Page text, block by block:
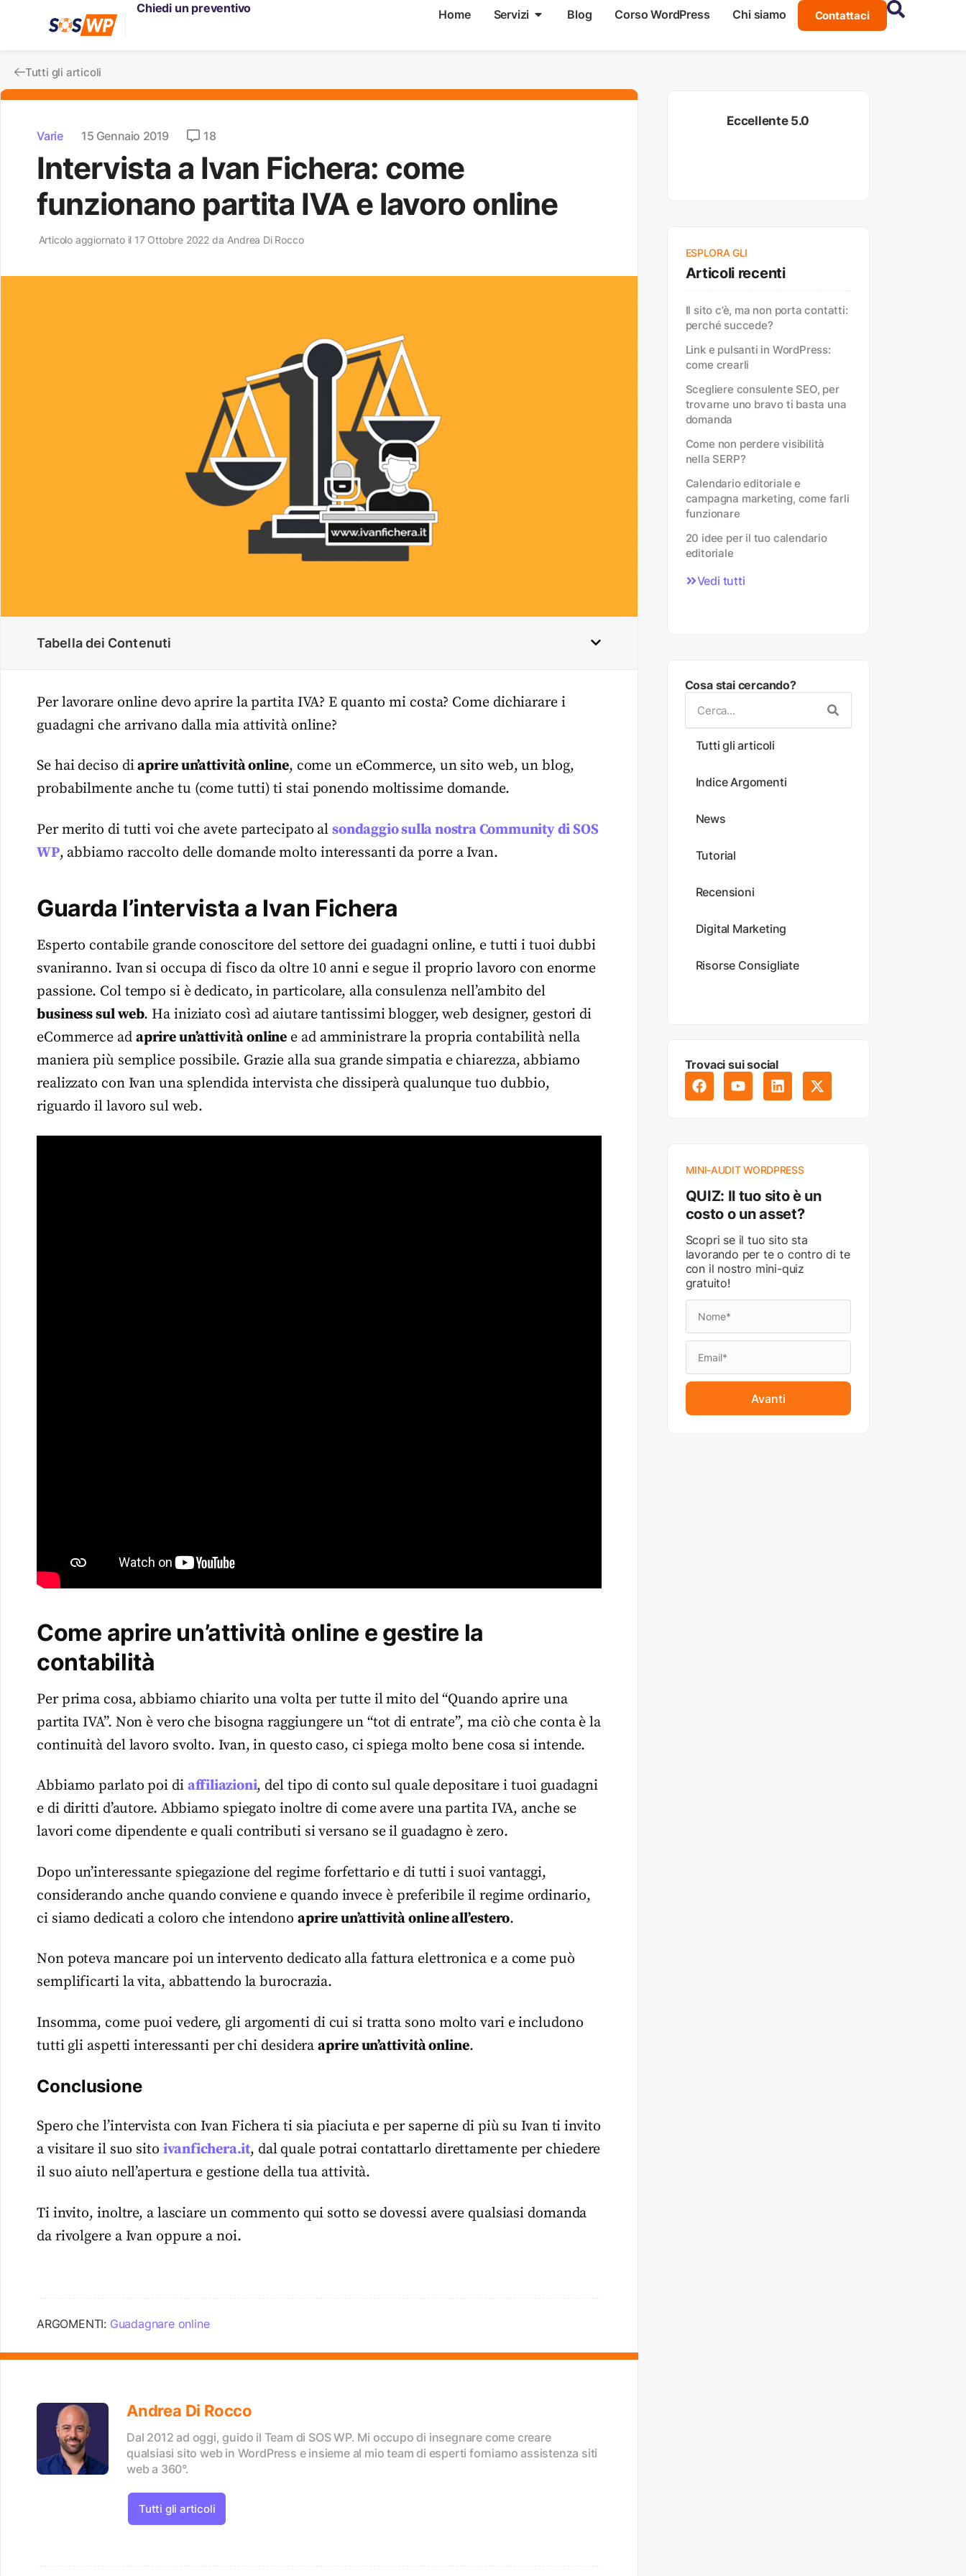
Home Servizi Blog Corso WordPress Chi siamo Contattaci
Chiedi un preventivo
Tutti gli articoli
Varie 15 Gennaio 2019 18
Intervista a Ivan Fichera: come
funzionano partita IVA e lavoro online
Articolo aggiornato il 17 Ottobre 2022 da Andrea Di Rocco
Tabella dei Contenuti
Per lavorare online devo aprire la partita IVA? E quanto mi costa? Come dichiarare i
guadagni che arrivano dalla mia attività online?
Se hai deciso diaprire un’attività online, come un eCommerce, un sito web, un blog,
probabilmente anche tu (come tutti) ti stai ponendo moltissime domande.
Per merito di tutti voi che avete partecipato alsondaggio sulla nostra Community di SOS
WP, abbiamo raccolto delle domande molto interessanti da porre a Ivan.
Guarda l’intervista a Ivan Fichera
Esperto contabile grande conoscitore del settore dei guadagni online, e tutti i tuoi dubbi
svaniranno. Ivan si occupa di fisco da oltre 10 anni e segue il proprio lavoro con enorme
passione. Col tempo si è dedicato, in particolare, alla consulenza nell’ambito del
business sul web. Ha iniziato così ad aiutare tantissimi blogger, web designer, gestori di
eCommerce ad aprire un’attività online e ad amministrare la propria contabilità nella
maniera più semplice possibile. Grazie alla sua grande simpatia e chiarezza, abbiamo
realizzato con Ivan una splendida intervista che dissiperà qualunque tuo dubbio,
riguardo il lavoro sul web.
Come aprire un’attività online e gestire la
contabilità
Per prima cosa, abbiamo chiarito una volta per tutte il mito del “Quando aprire una
partita IVA”. Non è vero che bisogna raggiungere un “tot di entrate”, ma ciò che conta è la
continuità del lavoro svolto. Ivan, in questo caso, ci spiega molto bene cosa si intende.
Abbiamo parlato poi di affiliazioni, del tipo di conto sul quale depositare i tuoi guadagni
e di diritti d’autore. Abbiamo spiegato inoltre di come avere una partita IVA, anche se
lavori come dipendente e quali contributi si versano se il guadagno è zero.
Dopo un’interessante spiegazione del regime forfettario e di tutti i suoi vantaggi,
considerando anche quando conviene e quando invece è preferibile il regime ordinario,
ci siamo dedicati a coloro che intendono aprire un’attività online all’estero.
Non poteva mancare poi un intervento dedicato alla fattura elettronica e a come può
semplificarti la vita, abbattendo la burocrazia.
Insomma, come puoi vedere, gli argomenti di cui si tratta sono molto vari e includono
tutti gli aspetti interessanti per chi desideraaprire un’attività online.
Conclusione
Spero che l’intervista con Ivan Fichera ti sia piaciuta e per saperne di più su Ivan ti invito
a visitare il suo sito ivanfichera.it, dal quale potrai contattarlo direttamente per chiedere
il suo aiuto nell’apertura e gestione della tua attività.
Ti invito, inoltre, a lasciare un commento qui sotto se dovessi avere qualsiasi domanda
da rivolgere a Ivan oppure a noi.
ARGOMENTI: Guadagnare online
Andrea Di Rocco
Dal 2012 ad oggi, guido il Team di SOS WP. Mi occupo di insegnare come creare
qualsiasi sito web in WordPress e insieme al mio team di esperti forniamo assistenza siti
web a 360°.
Tutti gli articoli
Eccellente 5.0
ESPLORA GLI
Articoli recenti
Il sito c’è, ma non porta contatti:
perché succede?
Link e pulsanti in WordPress:
come crearli
Scegliere consulente SEO, per
trovarne uno bravo ti basta una
domanda
Come non perdere visibilità
nella SERP?
Calendario editoriale e
campagna marketing, come farli
funzionare
20 idee per il tuo calendario
editoriale
Vedi tutti
Cosa stai cercando?
Tutti gli articoli
Indice Argomenti
News
Tutorial
Recensioni
Digital Marketing
Risorse Consigliate
Trovaci sui social
MINI-AUDIT WORDPRESS
QUIZ: Il tuo sito è un
costo o un asset?
Scopri se il tuo sito sta
lavorando per te o contro di te
con il nostro mini-quiz
gratuito!
Avanti